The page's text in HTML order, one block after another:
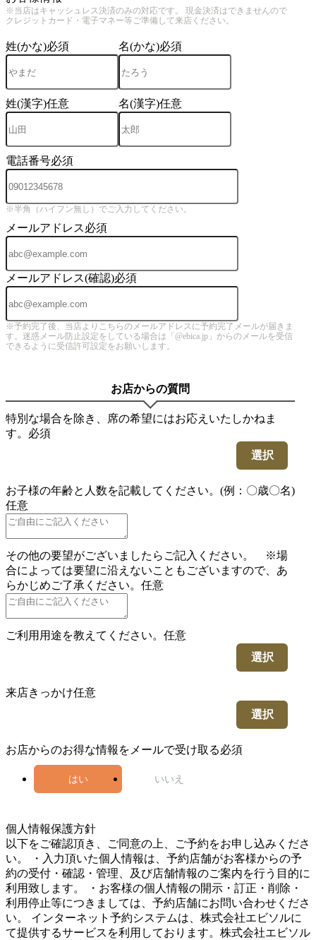
※当店はキャッシュレス決済のみの対応です。 現金決済はできませんので
クレジットカード・電子マネー等ご準備して来店ください。
姓(かな)必須 名(かな)必須
姓(漢字)任意 名(漢字)任意
電話番号必須
※半角（ハイフン無し）でご入力してください。
メールアドレス必須
メールアドレス(確認)必須
※予約完了後、当店よりこちらのメールアドレスに予約完了メールが届きま
す。迷惑メール防止設定をしている場合は「@ebica.jp」からのメールを受信
できるように受信許可設定をお願いします。
お店からの質問
特別な場合を除き、席の希望にはお応えいたしかねま
す。 必須
選択
お子様の年齢と人数を記載してください。(例：〇歳〇名)
任意
その他の要望がございましたらご記入ください。 ※場
合によっては要望に沿えないこともございますので、あ
らかじめご了承ください。 任意
ご利用用途を教えてください。 任意
選択
来店きっかけ任意
選択
お店からのお得な情報をメールで受け取る必須
はい いいえ
個人情報保護方針
以下をご確認頂き、ご同意の上、ご予約をお申し込みくださ
い。 ・入力頂いた個人情報は、予約店舗がお客様からの予
約の受付・確認・管理、及び店舗情報のご案内を行う目的に
利用致します。 ・お客様の個人情報の開示・訂正・削除・
利用停止等につきましては、予約店舗にお問い合わせくださ
い。 インターネット予約システムは、株式会社エビソルに
て提供するサービスを利用しております。株式会社エビソル